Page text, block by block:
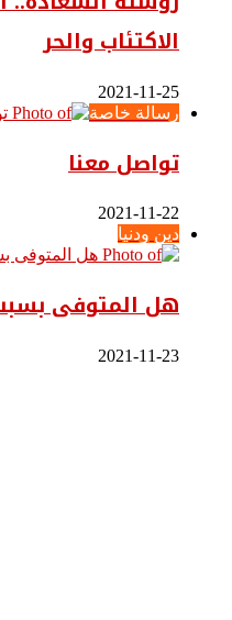
الاكتئاب والحر
2021-11-25
رسالة خاصة
تواصل معنا
2021-11-22
دين ودنيا
هل المتوفى
2021-11-23